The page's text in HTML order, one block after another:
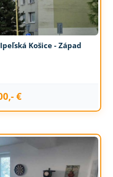
Košice - Západ
€